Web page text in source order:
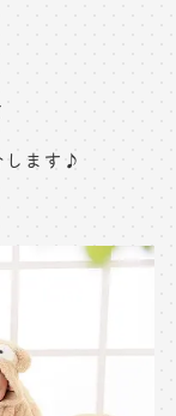
が
さい
します♪